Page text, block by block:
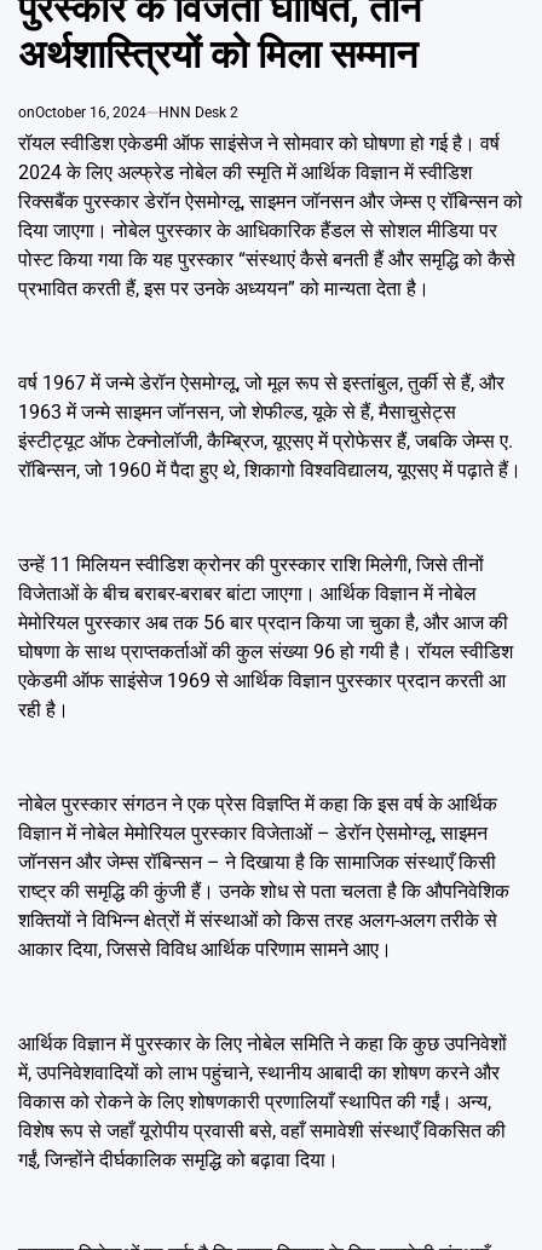
अर्थशास्त्रियों को मिला सम्मान
onOctober 16, 2024 HNN Desk 2
रॉयल स्वीडिश एकेडमी ऑफ साइंसेज ने सोमवार को घोषणा हो गई है। वर्ष
2024 के लिए अल्फ्रेड नोबेल की स्मृति में आर्थिक विज्ञान में स्वीडिश
रिक्सबैंक पुरस्कार डेरॉन ऐसमोग्लू, साइमन जॉनसन और जेम्स ए रॉबिन्सन को
दिया जाएगा। नोबेल पुरस्कार के आधिकारिक हैंडल से सोशल मीडिया पर
पोस्ट किया गया कि यह पुरस्कार “संस्थाएं कैसे बनती हैं और समृद्धि को कैसे
प्रभावित करती हैं, इस पर उनके अध्ययन” को मान्यता देता है।
वर्ष 1967 में जन्मे डेरॉन ऐसमोग्लू, जो मूल रूप से इस्तांबुल, तुर्की से हैं, और
1963 में जन्मे साइमन जॉनसन, जो शेफील्ड, यूके से हैं, मैसाचुसेट्स
इंस्टीट्यूट ऑफ टेक्नोलॉजी, कैम्ब्रिज, यूएसए में प्रोफेसर हैं, जबकि जेम्स ए.
रॉबिन्सन, जो 1960 में पैदा हुए थे, शिकागो विश्वविद्यालय, यूएसए में पढ़ाते हैं।
उन्हें 11 मिलियन स्वीडिश क्रोनर की पुरस्कार राशि मिलेगी, जिसे तीनों
विजेताओं के बीच बराबर-बराबर बांटा जाएगा। आर्थिक विज्ञान में नोबेल
मेमोरियल पुरस्कार अब तक 56 बार प्रदान किया जा चुका है, और आज की
घोषणा के साथ प्राप्तकर्ताओं की कुल संख्या 96 हो गयी है। रॉयल स्वीडिश
एकेडमी ऑफ साइंसेज 1969 से आर्थिक विज्ञान पुरस्कार प्रदान करती आ
रही है।
नोबेल पुरस्कार संगठन ने एक प्रेस विज्ञप्ति में कहा कि इस वर्ष के आर्थिक
विज्ञान में नोबेल मेमोरियल पुरस्कार विजेताओं – डेरॉन ऐसमोग्लू, साइमन
जॉनसन और जेम्स रॉबिन्सन – ने दिखाया है कि सामाजिक संस्थाएँ किसी
राष्ट्र की समृद्धि की कुंजी हैं। उनके शोध से पता चलता है कि औपनिवेशिक
शक्तियों ने विभिन्न क्षेत्रों में संस्थाओं को किस तरह अलग-अलग तरीके से
आकार दिया, जिससे विविध आर्थिक परिणाम सामने आए।
आर्थिक विज्ञान में पुरस्कार के लिए नोबेल समिति ने कहा कि कुछ उपनिवेशों
में, उपनिवेशवादियों को लाभ पहुंचाने, स्थानीय आबादी का शोषण करने और
विकास को रोकने के लिए शोषणकारी प्रणालियाँ स्थापित की गईं। अन्य,
विशेष रूप से जहाँ यूरोपीय प्रवासी बसे, वहाँ समावेशी संस्थाएँ विकसित की
गईं, जिन्होंने दीर्घकालिक समृद्धि को बढ़ावा दिया।